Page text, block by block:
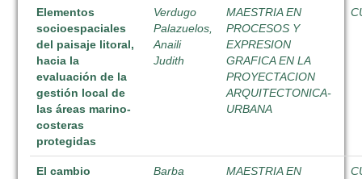
Elementos
socioespaciales
del paisaje litoral,
hacia la
evaluación de la
gestión local de
las áreas marino-
costeras
protegidas
Verdugo
Palazuelos,
Anaili
Judith
MAESTRIA EN
PROCESOS Y
EXPRESION
GRAFICA EN LA
PROYECTACION
ARQUITECTONICA-
URBANA
El cambio
Barba
MAESTRIA EN